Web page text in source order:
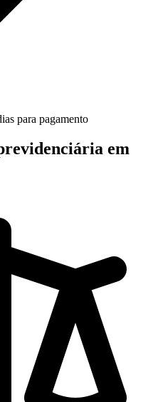
para pagamento
em